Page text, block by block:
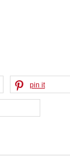
pin it